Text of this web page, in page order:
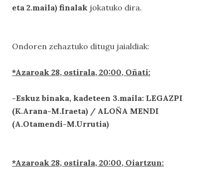
eta 2.maila) finalak jokatuko dira.
Ondoren zehaztuko ditugu jaialdiak:
*Azaroak 28, ostirala, 20:00, Oñati:
-Eskuz binaka, kadeteen 3.maila: LEGAZPI
(K.Arana-M.Iraeta) / ALOÑA MENDI
(A.Otamendi-M.Urrutia)
*Azaroak 28, ostirala, 20:00, Oiartzun: